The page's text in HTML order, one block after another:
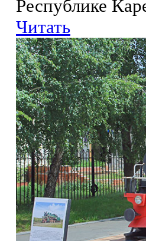
Республике
Читать